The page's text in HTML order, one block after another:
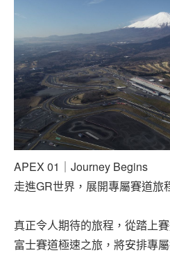
APEX 01｜Journey Begins
走進GR世界，展開專屬賽道旅
真正令人期待的旅程，從踏上
富士賽道極速之旅，將安排專